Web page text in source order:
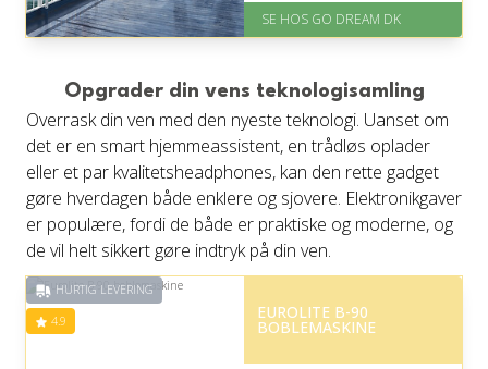
På lager
Levering: E-gavekort kan leveres
SE HOS GO DREAM DK
Opgrader din vens teknologisamling
Overrask din ven med den nyeste teknologi. Uanset om
det er en smart hjemmeassistent, en trådløs oplader
eller et par kvalitetsheadphones, kan den rette gadget
gøre hverdagen både enklere og sjovere. Elektronikgaver
er populære, fordi de både er praktiske og moderne, og
de vil helt sikkert gøre indtryk på din ven.
HURTIG LEVERING
4.9 EUROLITE B-90
BOBLEMASKINE